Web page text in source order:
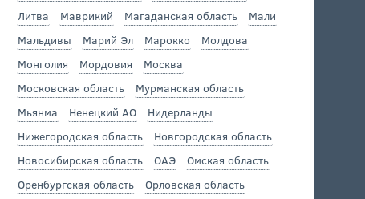
Литва
Маврикий Магаданская область
Мали
Мальдивы
Марий Эл Марокко
Молдова
Монголия
Мордовия
Москва
Московская область
Мурманская область
Мьянма
Ненецкий АО
Нидерланды
Нижегородская область
Новгородская область
Новосибирская область
ОАЭ
Омская область
Оренбургская область
Орловская область